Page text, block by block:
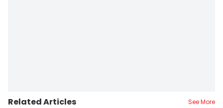
Related Articles See More